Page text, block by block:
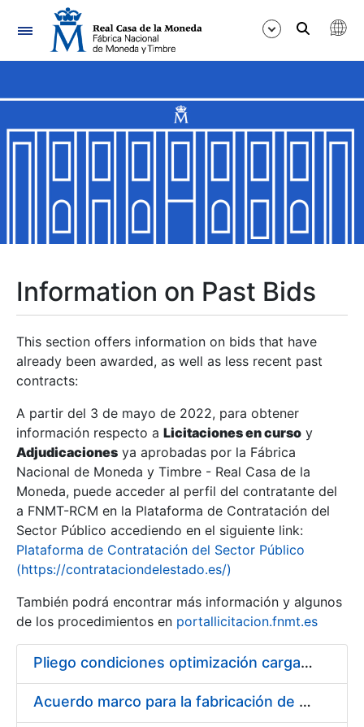
Navigation
Show/Hide
Show/Hide
Show/Hide
Show/Hide
Show/Hide
Show/Hide
Information on Past Bids
This section offers information on bids that have
already been awarded, as well as less recent past
contracts:
A partir del 3 de mayo de 2022, para obtener
información respecto a Licitaciones en curso y
Adjudicaciones ya aprobadas por la Fábrica
Nacional de Moneda y Timbre - Real Casa de la
Moneda, puede acceder al perfil del contratante del
a FNMT-RCM en la Plataforma de Contratación del
Sector Público accediendo en el siguiente link:
Plataforma de Contratación del Sector Público
(https://contrataciondelestado.es/)
También podrá encontrar más información y algunos
de los procedimientos en portallicitacion.fnmt.es
Pliego condiciones optimización cargas compras firmado
Acuerdo marco para la fabricación de piezas